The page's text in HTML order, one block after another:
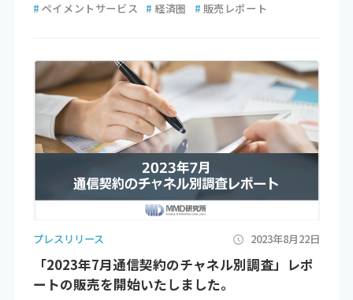
# ペイメントサービス # 経済圏 # 販売レポート
プレスリリース 2023年8月22日
「2023年7月通信契約のチャネル別調査」レポ
ートの販売を開始いたしました。